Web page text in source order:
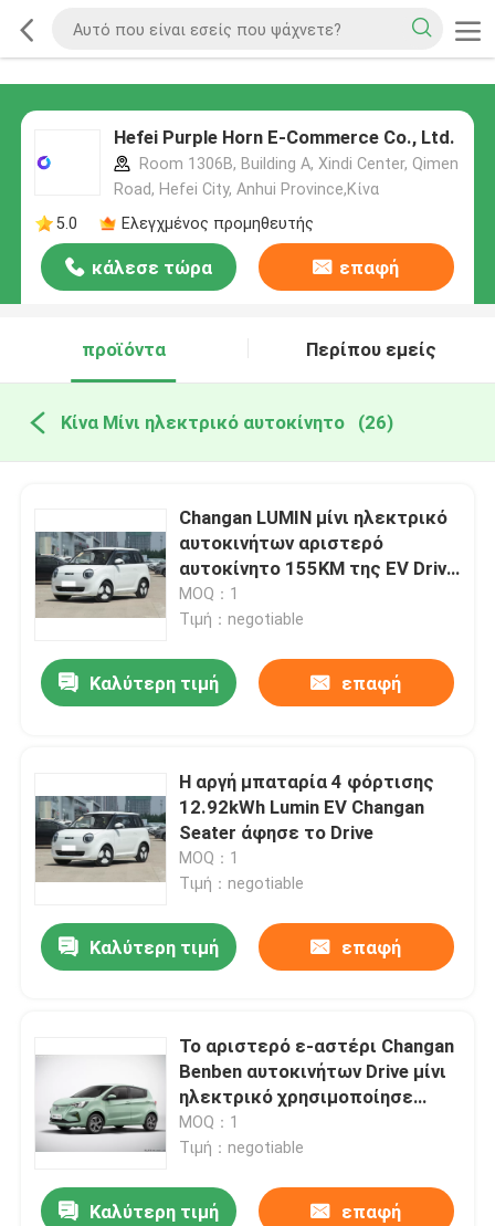
Hefei Purple Horn E-Commerce Co., Ltd.
Room 1306B, Building A, Xindi Center, Qimen
Road, Hefei City, Anhui Province,Κίνα
5.0
Ελεγχμένος προμηθευτής
κάλεσε τώρα επαφή
προϊόντα Περίπου εμείς
Κίνα Μίνι ηλεκτρικό αυτοκίνητο (26)
Changan LUMIN μίνι ηλεκτρικό
αυτοκινήτων αριστερό
αυτοκίνητο 155KM της EV Drive
νέο χρησιμοποιημένο ενέργεια
MOQ：1
Τιμή：negotiable
Καλύτερη τιμή επαφή
Η αργή μπαταρία 4 φόρτισης
12.92kWh Lumin EV Changan
Seater άφησε το Drive
MOQ：1
Τιμή：negotiable
Καλύτερη τιμή επαφή
Το αριστερό ε-αστέρι Changan
Benben αυτοκινήτων Drive μίνι
ηλεκτρικό χρησιμοποίησε
μικρό ηλεκτρικό SUV
MOQ：1
Τιμή：negotiable
Καλύτερη τιμή επαφή